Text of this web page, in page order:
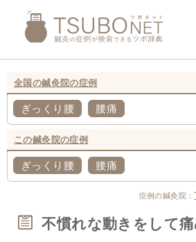
全国の鍼灸院の症例
ぎっくり腰 腰痛
この鍼灸院の症例
ぎっくり腰 腰痛
症例の鍼灸院：
不慣れな動きをして